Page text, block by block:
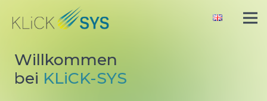
Willkommen
bei KLiCK-SYS